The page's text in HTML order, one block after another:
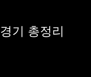
기 총정리